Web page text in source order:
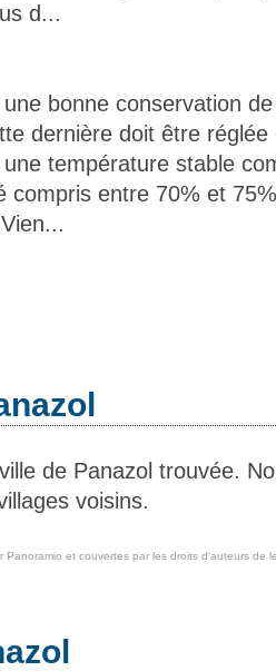
d...
bonne conservation
dernière doit être réglée
température stable
compris entre 70% et
de Panazol trouvée.
voisins.
Panoramio et couvertes par les droits d'auteurs de